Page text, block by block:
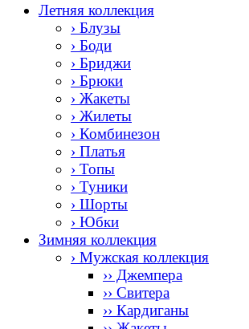
Летняя коллекция
› Блузы
› Боди
› Бриджи
› Брюки
› Жакеты
› Жилеты
› Комбинезон
› Платья
› Топы
› Туники
› Шорты
› Юбки
Зимняя коллекция
› Мужская коллекция
›› Джемпера
›› Свитера
›› Кардиганы